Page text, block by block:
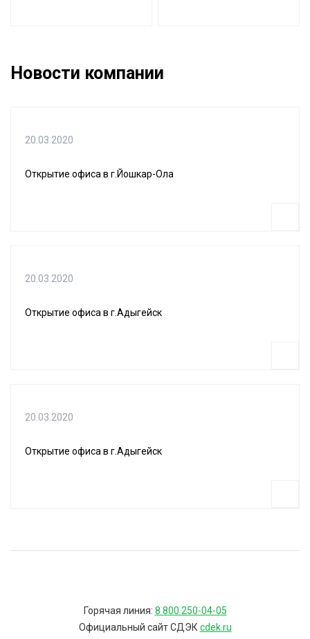
Новости компании
20.03.2020
Открытие офиса в г.Йошкар-Ола
20.03.2020
Открытие офиса в г.Адыгейск
20.03.2020
Открытие офиса в г.Адыгейск
Горячая линия: 8 800 250-04-05
Официальный сайт СДЭК cdek.ru